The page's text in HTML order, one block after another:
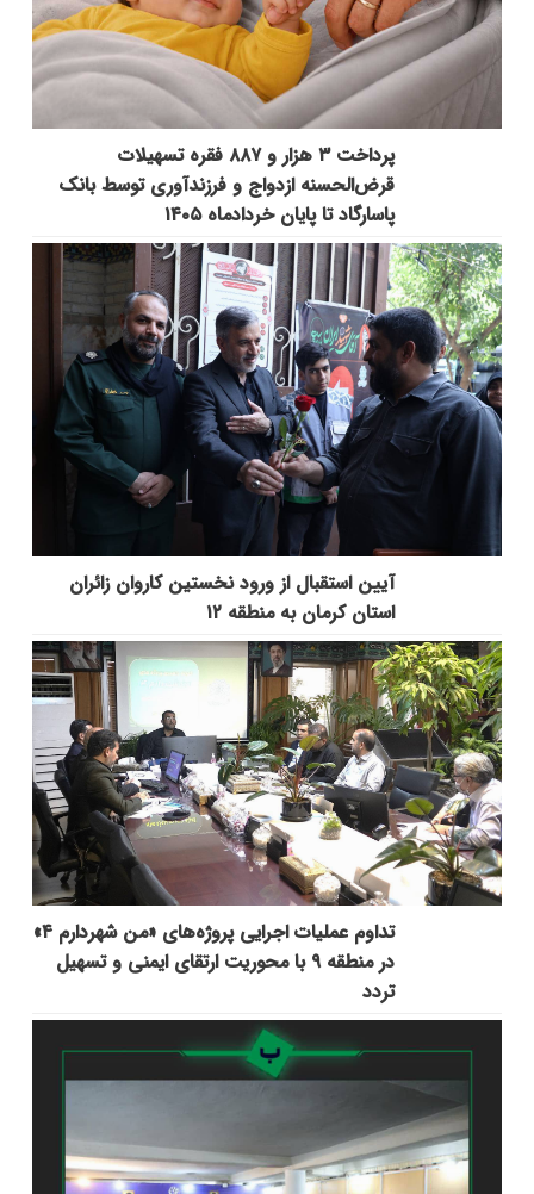
پرداخت ۳ هزار و ۸۸۷ فقره تسهیلات
قرض‌الحسنه ازدواج و فرزندآوری توسط بانک
پاسارگاد تا پایان خردادماه ۱۴۰۵
آیین استقبال از ورود نخستین کاروان زائران
استان کرمان به منطقه ۱۲
تداوم عملیات اجرایی پروژه‌های «من شهردارم ۴»
در منطقه ۹ با محوریت ارتقای ایمنی و تسهیل
تردد